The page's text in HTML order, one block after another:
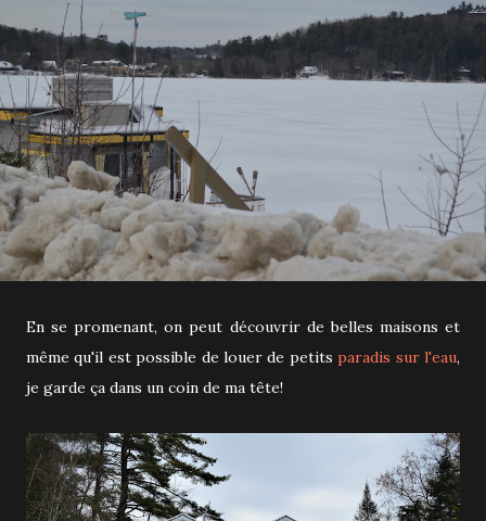
En se promenant, on peut découvrir de belles maisons et
même qu'il est possible de louer de petitsparadis sur l'eau,
je garde ça dans un coin de ma tête!